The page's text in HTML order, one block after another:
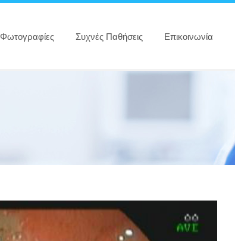
Φωτογραφίες Συχνές Παθήσεις Επικοινωνία